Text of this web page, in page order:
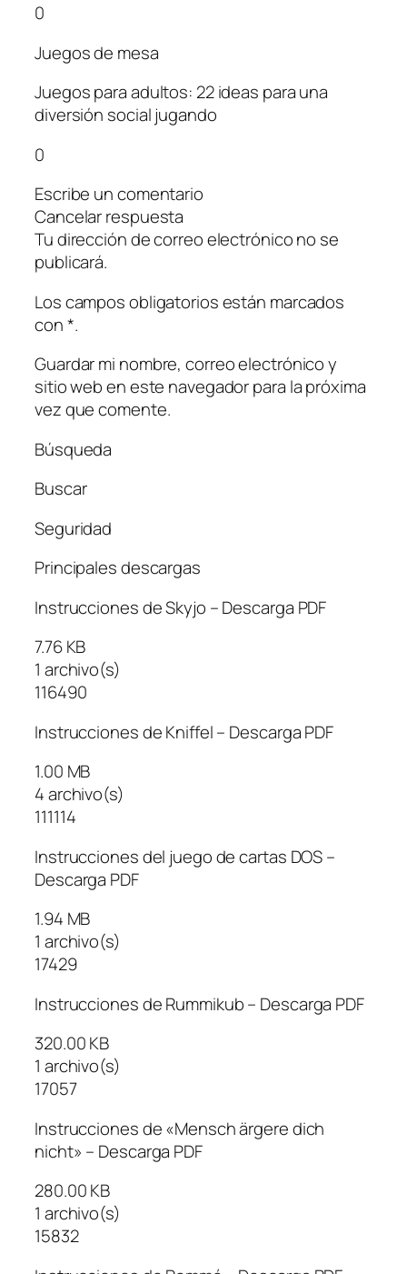
0
Juegos de mesa
Juegos para adultos: 22 ideas para una
diversión social jugando
0
Escribe un comentario
Cancelar respuesta
Tu dirección de correo electrónico no se
publicará.
Los campos obligatorios están marcados
con *.
Guardar mi nombre, correo electrónico y
sitio web en este navegador para la próxima
vez que comente.
Búsqueda
Buscar
Seguridad
Principales descargas
Instrucciones de Skyjo – Descarga PDF
7.76 KB
1 archivo(s)
116490
Instrucciones de Kniffel – Descarga PDF
1.00 MB
4 archivo(s)
111114
Instrucciones del juego de cartas DOS –
Descarga PDF
1.94 MB
1 archivo(s)
17429
Instrucciones de Rummikub – Descarga PDF
320.00 KB
1 archivo(s)
17057
Instrucciones de «Mensch ärgere dich
nicht» – Descarga PDF
280.00 KB
1 archivo(s)
15832